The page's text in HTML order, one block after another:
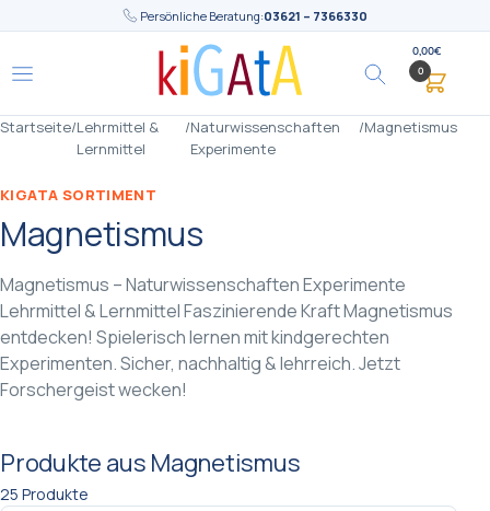
Persönliche Beratung:03621 – 7366330
0,00€
0
Startseite/Lehrmittel &
Lernmittel
/Naturwissenschaften
Experimente
/Magnetismus
KIGATA SORTIMENT
Magnetismus
Magnetismus – Naturwissenschaften Experimente
Lehrmittel & Lernmittel Faszinierende Kraft Magnetismus
entdecken! Spielerisch lernen mit kindgerechten
Experimenten. Sicher, nachhaltig & lehrreich. Jetzt
Forschergeist wecken!
Produkte aus Magnetismus
25 Produkte